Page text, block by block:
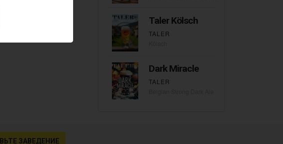
Taler Kölsch
TALER
Dark Miracle
TALER
ЗАВЕДЕНИЕ